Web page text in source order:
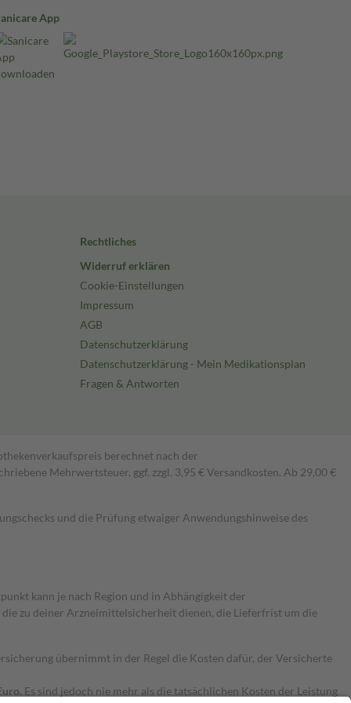
App
Rechtliches
Widerruf erklären
Cookie-Einstellungen
Impressum
AGB
Datenschutzerklärung
Datenschutzerklärung - Mein Medikationsplan
Fragen & Antworten
berechnet nach der
Mehrwertsteuer, ggf. zzgl. 3,95 € Versandkosten. Ab 29,00 €
und die Prüfung etwaiger Anwendungshinweise des
kann je nach Region und in Abhängigkeit der
zu deiner Arzneimittelsicherheit dienen, die Lieferfrist um die
übernimmt in der Regel die Kosten dafür, der Versicherte
Es sind jedoch nie mehr als die tatsächlichen Kosten der Leistung